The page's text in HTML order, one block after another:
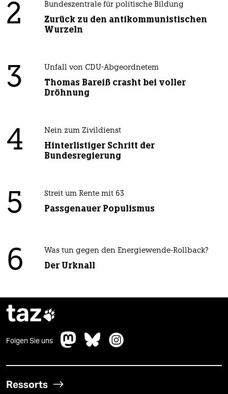
2 Bundeszentrale für politische Bildung
Zurück zu den antikommunistischen
Wurzeln
3 Unfall von CDU-Abgeordnetem
Thomas Bareiß crasht bei voller
Dröhnung
4 Nein zum Zivildienst
Hinterlistiger Schritt der
Bundesregierung
5 Streit um Rente mit 63
Passgenauer Populismus
6 Was tun gegen den Energiewende-Rollback?
Der Urknall
taz
Folgen Sie uns
Ressorts